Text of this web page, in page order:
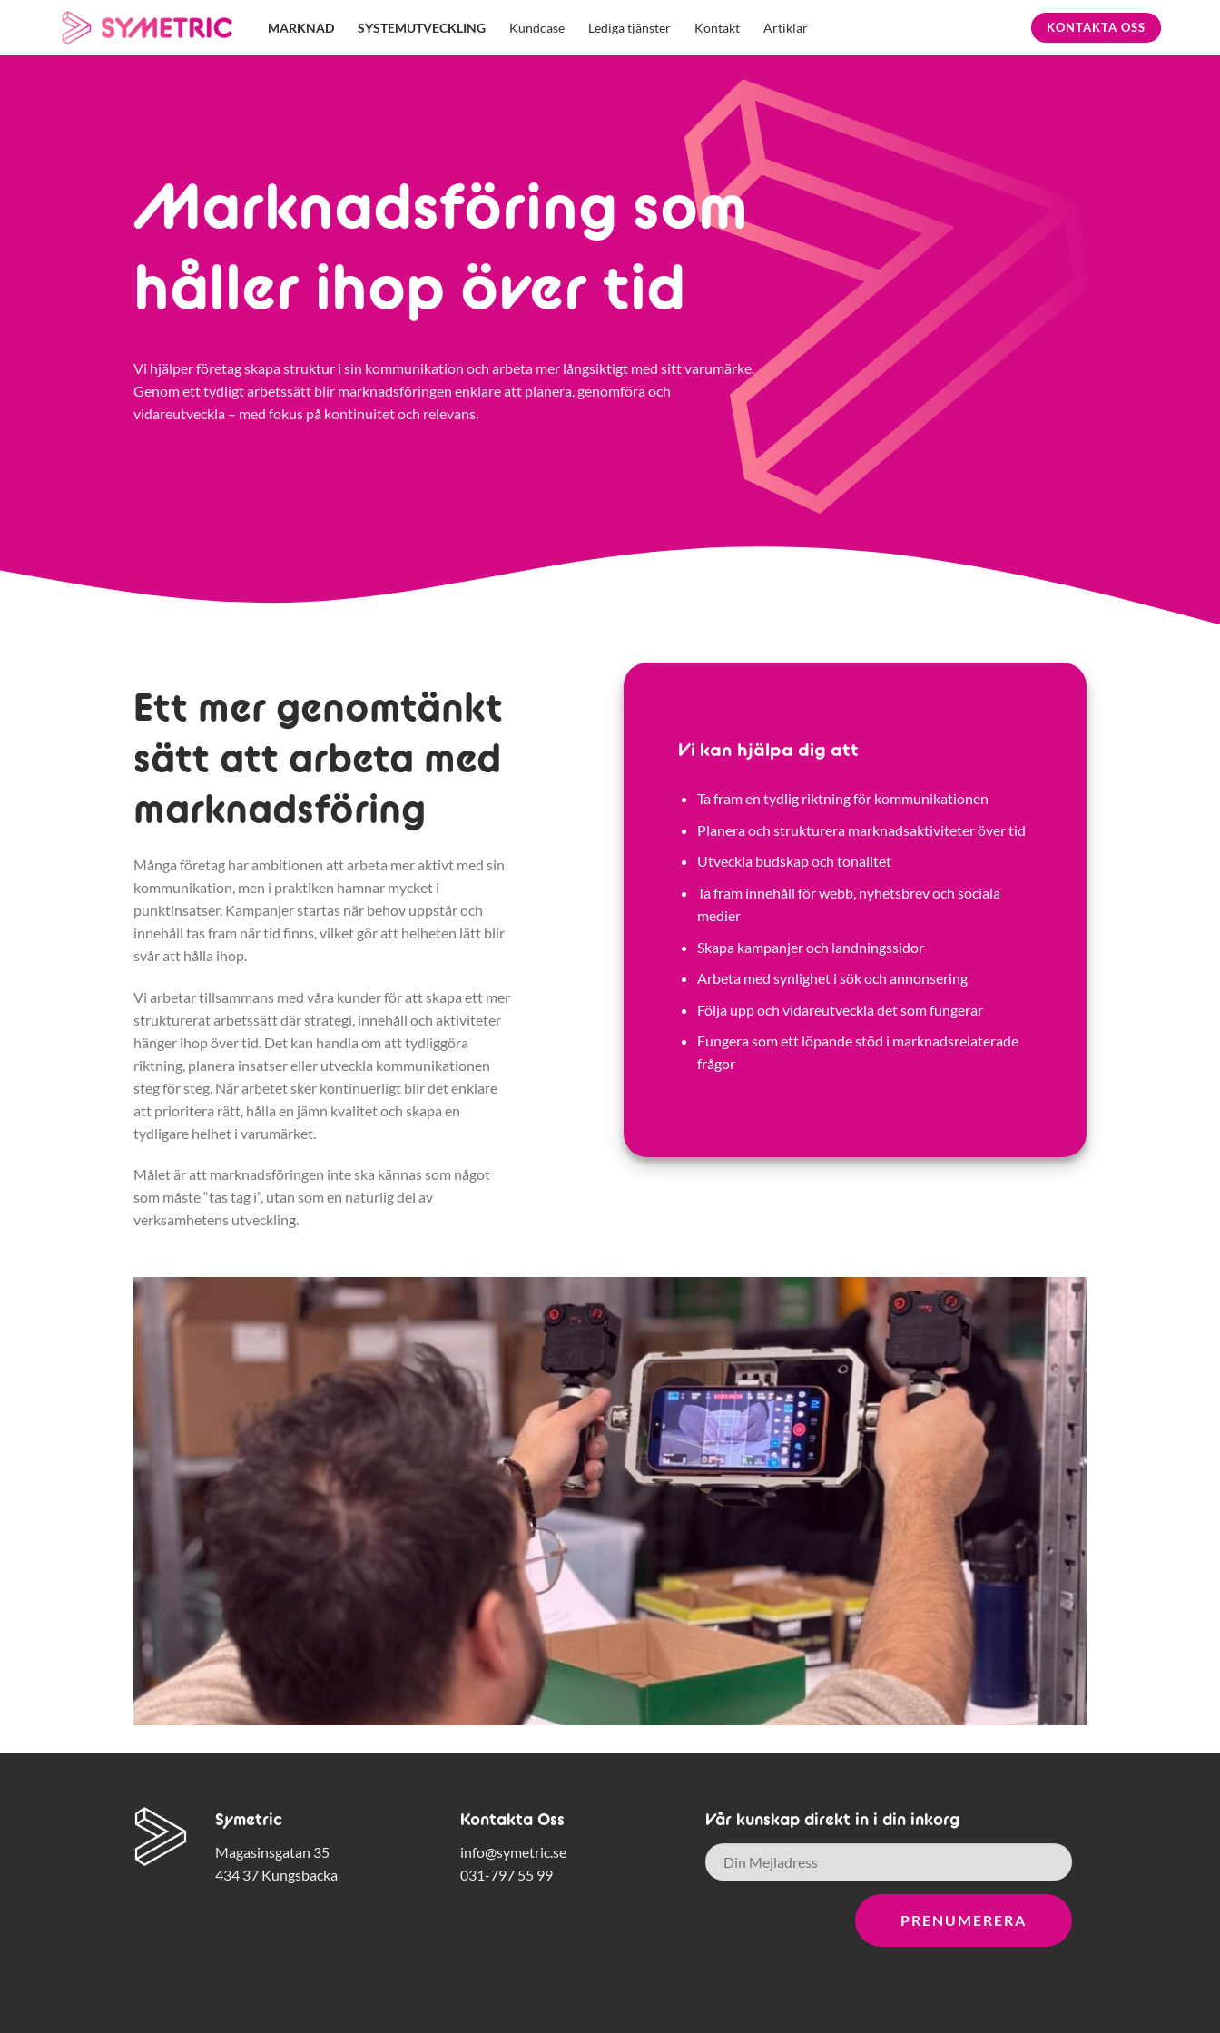
content
MARKNAD SYSTEMUTVECKLING Kundcase Lediga tjänster Kontakt Artiklar KONTAKTA OSS
Marknadsföring som
håller ihop över tid
Vi hjälper företag skapa struktur i sin kommunikation och arbeta mer långsiktigt med sitt varumärke.
Genom ett tydligt arbetssätt blir marknadsföringen enklare att planera, genomföra och
vidareutveckla – med fokus på kontinuitet och relevans.
Ett mer genomtänkt
sätt att arbeta med
marknadsföring
Många företag har ambitionen att arbeta mer aktivt med sin
kommunikation, men i praktiken hamnar mycket i
punktinsatser. Kampanjer startas när behov uppstår och
innehåll tas fram när tid finns, vilket gör att helheten lätt blir
svår att hålla ihop.
Vi arbetar tillsammans med våra kunder för att skapa ett mer
strukturerat arbetssätt där strategi, innehåll och aktiviteter
hänger ihop över tid. Det kan handla om att tydliggöra
riktning, planera insatser eller utveckla kommunikationen
steg för steg. När arbetet sker kontinuerligt blir det enklare
att prioritera rätt, hålla en jämn kvalitet och skapa en
tydligare helhet i varumärket.
Målet är att marknadsföringen inte ska kännas som något
som måste “tas tag i”, utan som en naturlig del av
verksamhetens utveckling.
Vi kan hjälpa dig att
Ta fram en tydlig riktning för kommunikationen
Planera och strukturera marknadsaktiviteter över tid
Utveckla budskap och tonalitet
Ta fram innehåll för webb, nyhetsbrev och sociala
medier
Skapa kampanjer och landningssidor
Arbeta med synlighet i sök och annonsering
Följa upp och vidareutveckla det som fungerar
Fungera som ett löpande stöd i marknadsrelaterade
frågor
Symetric
Magasinsgatan 35
434 37 Kungsbacka
Kontakta Oss
info@symetric.se
031-797 55 99
Vår kunskap direkt in i din inkorg
E-
post *